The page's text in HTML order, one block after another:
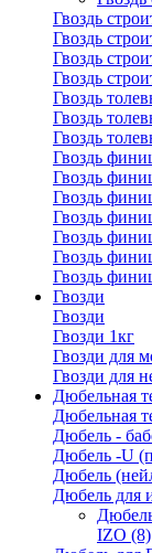
Гвоздь
Гвоздь
Гвоздь
Гвоздь
Гвоздь
Гвоздь
Гвоздь
Гвоздь
Гвоздь
Гвоздь
Гвоздь
Гвоздь
Гвоздь
Гвоздь
Гвозди
Гвозди
Гвозди 1кг
Гвозди для
Гвозди для
Дюбельная
Дюбельная
Дюбель -
Дюбель -U
Дюбель
Дюбель для
IZO (8)